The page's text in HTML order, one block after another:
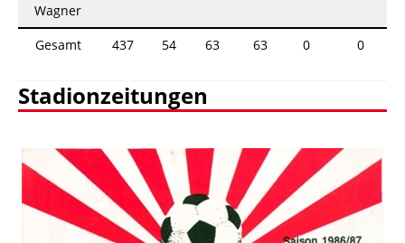
Wagner
Gesamt 437 54 63 63 0 0
Stadionzeitungen